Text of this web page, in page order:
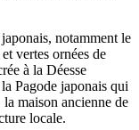
notamment le
vertes ornées de
à la Déesse
Pagode japonais qui
maison ancienne de
locale.